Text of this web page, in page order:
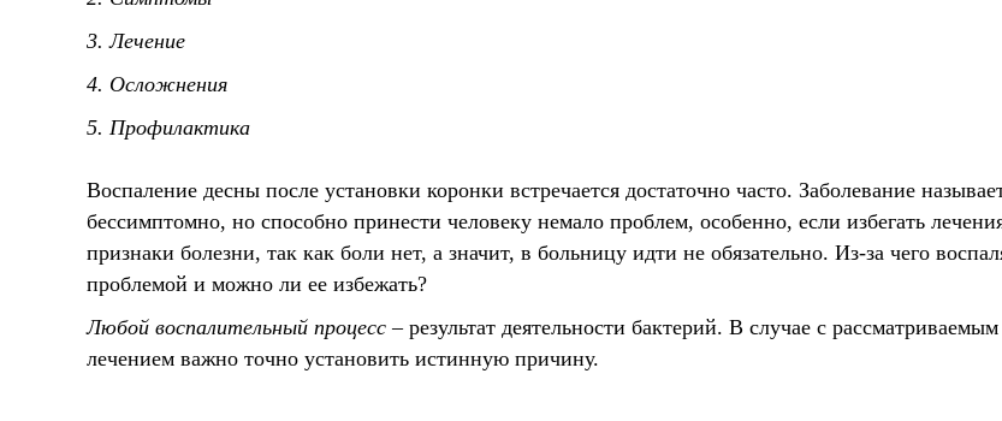
3. Лечение
4. Осложнения
5. Профилактика
Воспаление десны после установки коронки встречается достаточно часто. Заболевание
бессимптомно, но способно принести человеку немало проблем, особенно, если избегать
признаки болезни, так как боли нет, а значит, в больницу идти не обязательно. Из-за чего
проблемой и можно ли ее избежать?
Любой воспалительный процесс– результат деятельности бактерий. В случае с
лечением важно точно установить истинную причину.